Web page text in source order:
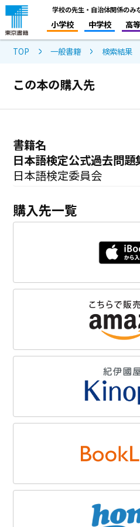
学校の先生・自治体関係のみ
小学校 中学校 高
TOP 一般書籍 検索結果
この本の購入先
書籍名
日本語検定公式過去問
日本語検定委員会
購入先一覧